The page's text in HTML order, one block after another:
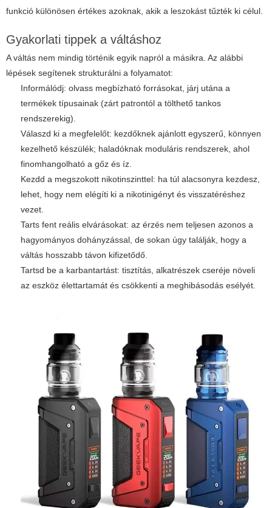
funkció különösen értékes azoknak, akik a leszokást tűzték ki célul.
Gyakorlati tippek a váltáshoz
A váltás nem mindig történik egyik napról a másikra. Az alábbi
lépések segítenek strukturálni a folyamatot:
Informálódj: olvass megbízható forrásokat, járj utána a
termékek típusainak (zárt patrontól a tölthető tankos
rendszerekig).
Válaszd ki a megfelelőt: kezdőknek ajánlott egyszerű, könnyen
kezelhető készülék; haladóknak moduláris rendszerek, ahol
finomhangolható a gőz és íz.
Kezdd a megszokott nikotinszinttel: ha túl alacsonyra kezdesz,
lehet, hogy nem elégíti ki a nikotinigényt és visszatéréshez
vezet.
Tarts fent reális elvárásokat: az érzés nem teljesen azonos a
hagyományos dohányzással, de sokan úgy találják, hogy a
váltás hosszabb távon kifizetődő.
Tartsd be a karbantartást: tisztítás, alkatrészek cseréje növeli
az eszköz élettartamát és csökkenti a meghibásodás esélyét.